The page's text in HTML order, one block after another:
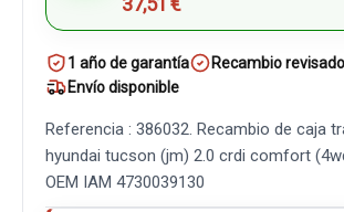
1 año de garantía
Recambio revisado
Envío disponible
Referencia : 386032. Recambio de caja
hyundai tucson (jm) 2.0 crdi comfort
OEM IAM 4730039130